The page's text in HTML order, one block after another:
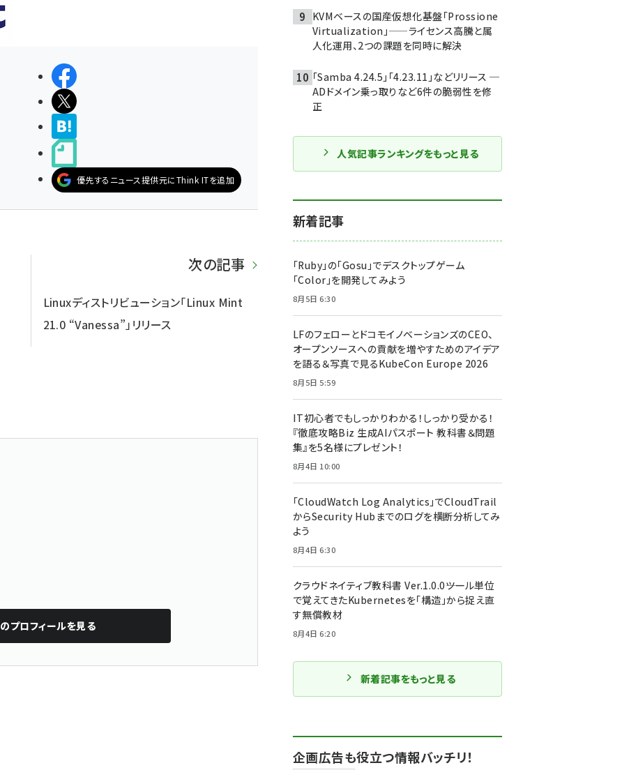
シェアする
ポストする
優先するニュース提供元にThink ITを追加
次の記事
Linuxディストリビューション「Linux Mint
21.0 “Vanessa”」リリース
のプロフィールを見る
KVMベースの国産仮想化基盤「Prossione
Virtualization」——ライセンス高騰と属
人化運用、2つの課題を同時に解決
「Samba 4.24.5」「4.23.11」などリリース ─
ADドメイン乗っ取りなど6件の脆弱性を修
正
人気記事ランキングをもっと見る
新着記事
「Ruby」の「Gosu」でデスクトップゲーム
「Color」を開発してみよう
8月5日 6:30
LFのフェローとドコモイノベーションズのCEO、
オープンソースへの貢献を増やすためのアイデア
を語る＆写真で見るKubeCon Europe 2026
8月5日 5:59
IT初心者でもしっかりわかる！しっかり受かる！
『徹底攻略Biz 生成AIパスポート 教科書＆問題
集』を5名様にプレゼント！
8月4日 10:00
「CloudWatch Log Analytics」でCloudTrail
からSecurity Hubまでのログを横断分析してみ
よう
8月4日 6:30
クラウドネイティブ教科書 Ver.1.0.0――ツール単位
で覚えてきたKubernetesを「構造」から捉え直
す無償教材
8月4日 6:20
新着記事をもっと見る
企画広告も役立つ情報バッチリ！